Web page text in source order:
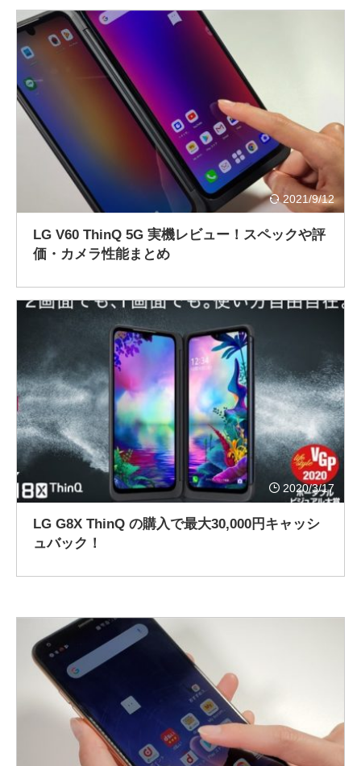
2021/9/12
LG V60 ThinQ 5G 実機レビュー！スペックや評
価・カメラ性能まとめ
2020/3/17
LG G8X ThinQ の購入で最大30,000円キャッシ
ュバック！